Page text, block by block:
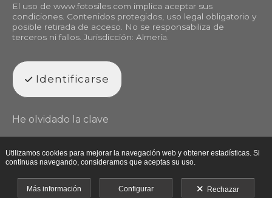
El uso de www.fotosiles.com implica aceptar sus
condiciones. Contenidos protegidos, uso legal obligatorio y
posible retirada de acceso. No se responsabiliza de
terceros ni fallos. Jurisdicción: Almería.
Identificarse
He olvidado la clave
Utilizamos cookies para mejorar la navegación web y obtener estadísticas. Si
continuas navegando, consideramos que aceptas su uso.
Más información Configurar Rechazar